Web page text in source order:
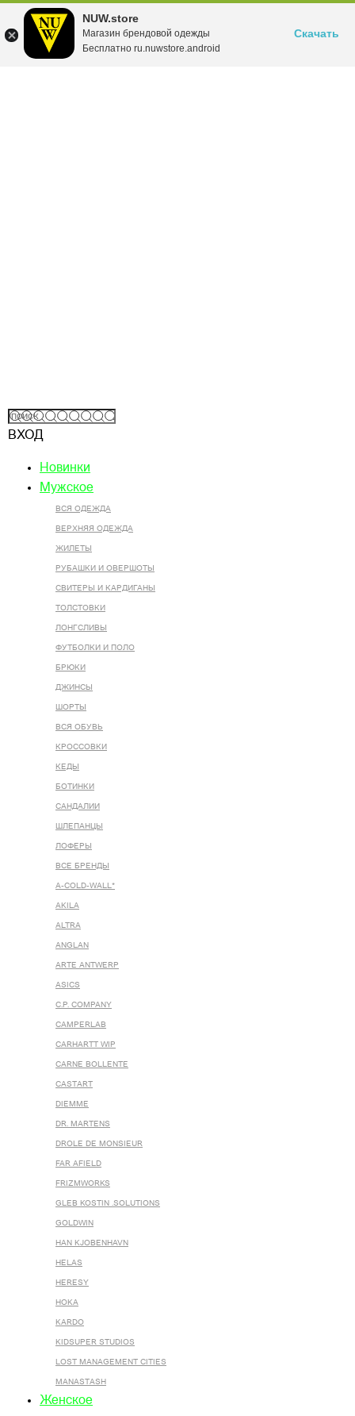
NUW.store
Магазин брендовой одежды
Бесплатно ru.nuwstore.android
Скачать
ВХОД
Новинки
Мужское
ВСЯ ОДЕЖДА
ВЕРХНЯЯ ОДЕЖДА
ЖИЛЕТЫ
РУБАШКИ И ОВЕРШОТЫ
СВИТЕРЫ И КАРДИГАНЫ
ТОЛСТОВКИ
ЛОНГСЛИВЫ
ФУТБОЛКИ И ПОЛО
БРЮКИ
ДЖИНСЫ
ШОРТЫ
ВСЯ ОБУВЬ
КРОССОВКИ
КЕДЫ
БОТИНКИ
САНДАЛИИ
ШЛЕПАНЦЫ
ЛОФЕРЫ
ВСЕ БРЕНДЫ
A-COLD-WALL*
AKILA
ALTRA
ANGLAN
ARTE ANTWERP
ASICS
C.P. COMPANY
CAMPERLAB
CARHARTT WIP
CARNE BOLLENTE
CASTART
DIEMME
DR. MARTENS
DROLE DE MONSIEUR
FAR AFIELD
FRIZMWORKS
GLEB KOSTIN .SOLUTIONS
GOLDWIN
HAN KJOBENHAVN
HELAS
HERESY
HOKA
KARDO
KIDSUPER STUDIOS
LOST MANAGEMENT CITIES
MANASTASH
Женское